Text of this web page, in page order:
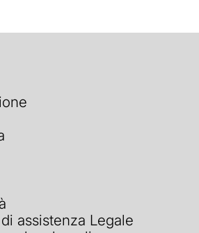
assistenza Legale